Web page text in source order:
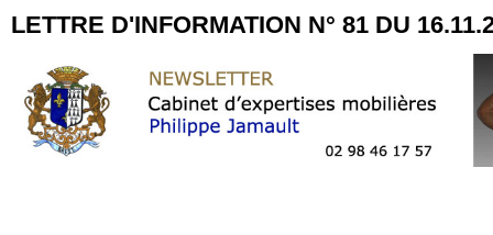
LETTRE D'INFORMATION N° 81 DU